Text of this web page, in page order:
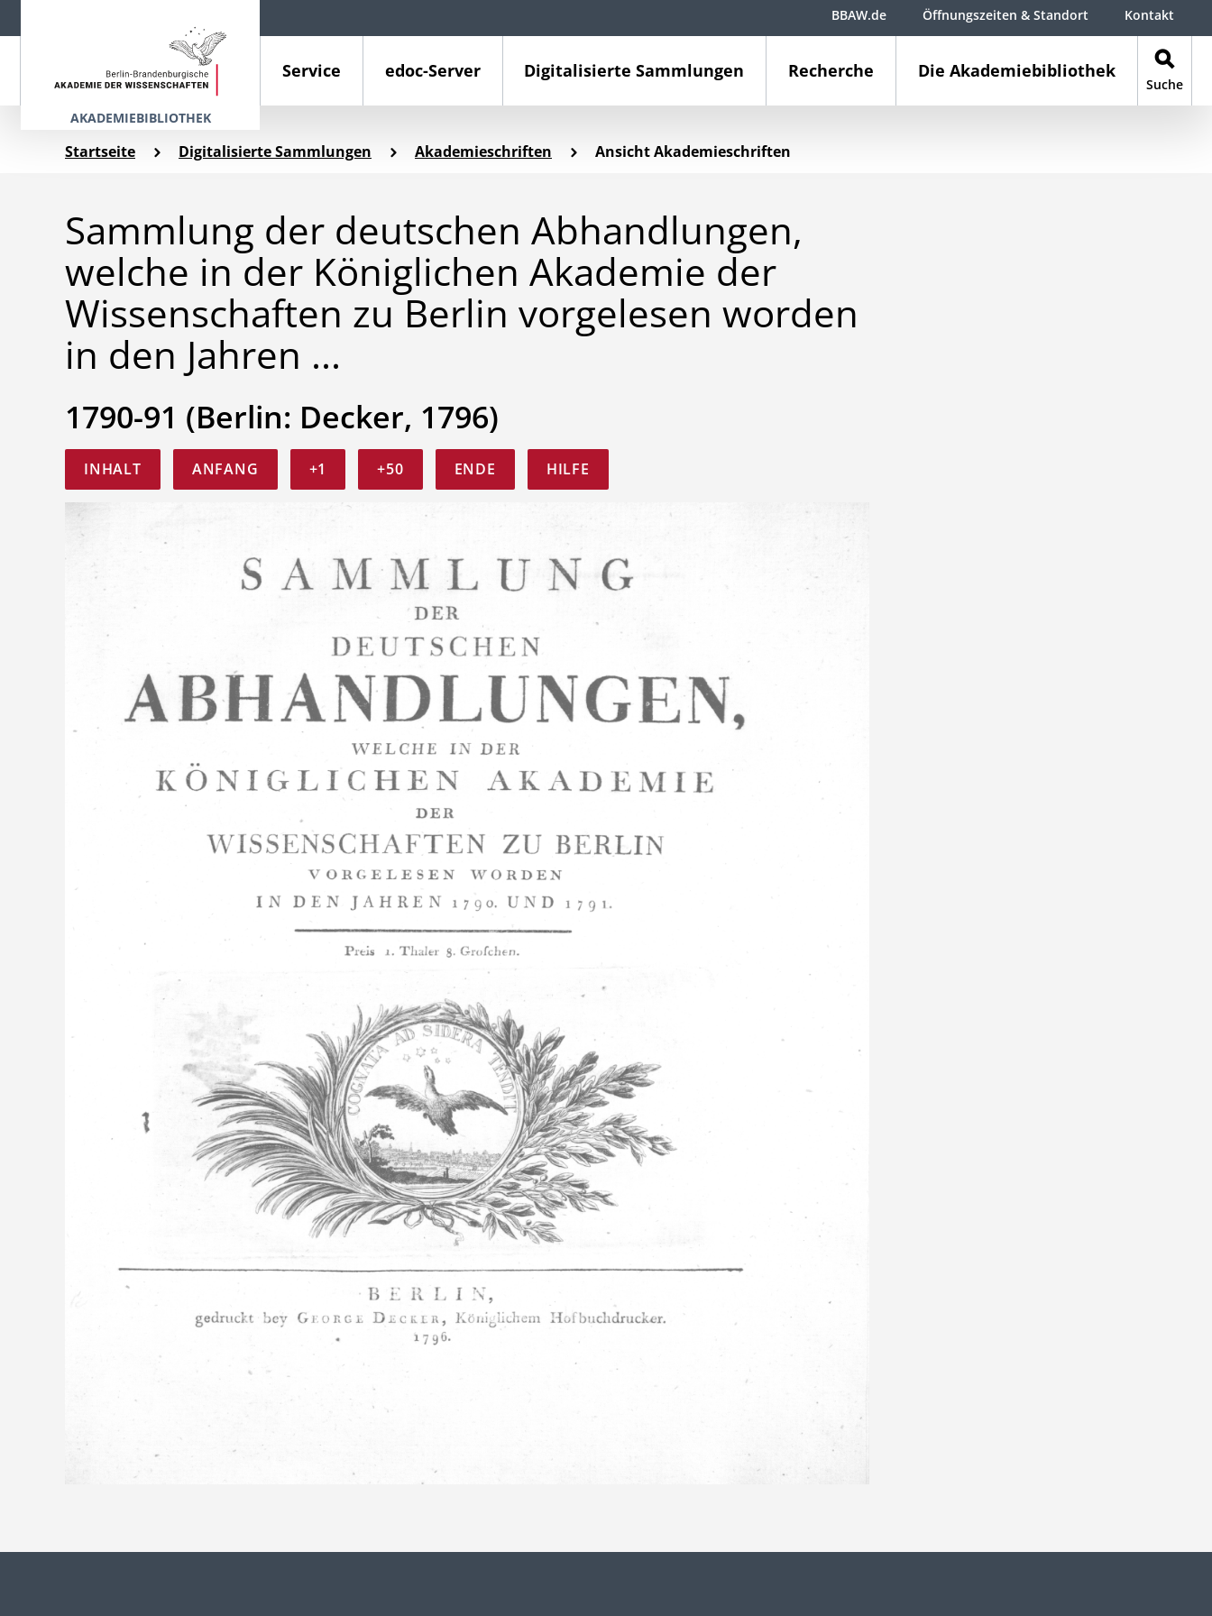
AKADEMIEBIBLIOTHEK
Service edoc-Server Digitalisierte Sammlungen Recherche Die Akademiebibliothek
Suche
BBAW.de Öffnungszeiten & Standort Kontakt
Startseite Digitalisierte Sammlungen Akademieschriften Ansicht Akademieschriften
Sammlung der deutschen Abhandlungen,
welche in der Königlichen Akademie der
Wissenschaften zu Berlin vorgelesen worden
in den Jahren ...
1790-91 (Berlin: Decker, 1796)
INHALT ANFANG +1 +50 ENDE HILFE